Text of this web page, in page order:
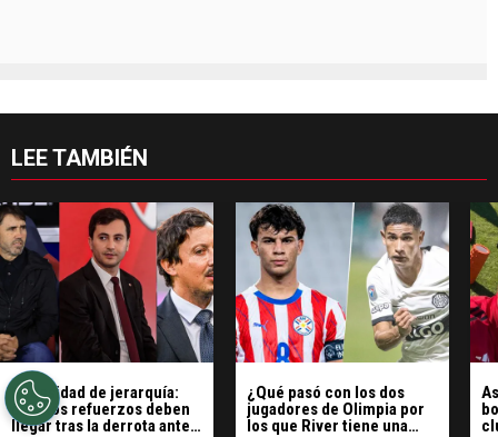
LEE TAMBIÉN
Necesidad de jerarquía:
cuántos refuerzos deben
llegar tras la derrota ante
¿Qué pasó con los dos
jugadores de Olimpia por
los que River tiene una